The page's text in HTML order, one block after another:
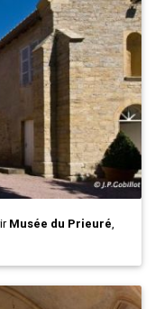
Musée du Prieuré,